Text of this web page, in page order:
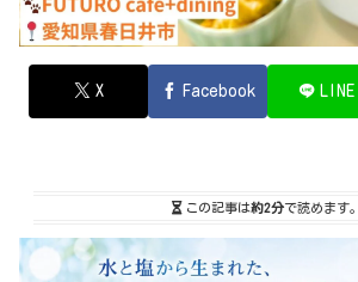
X Facebook LINE
この記事は約2分で読めます。